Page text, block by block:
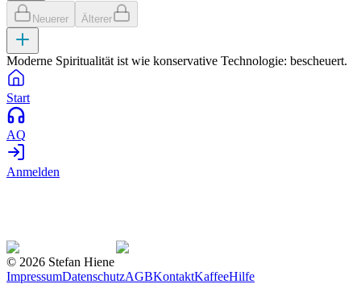
Neuerer Älterer
Moderne Spiritualität ist wie konservative Technologie: bescheuert.
Start
AQ
Anmelden
© 2026 Stefan Hiene
ImpressumDatenschutzAGBKontaktKaffeeHilfe